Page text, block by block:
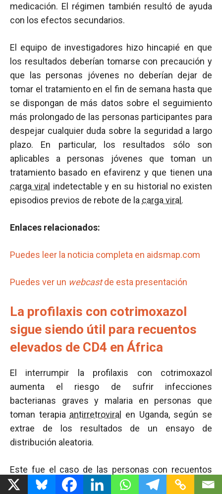
medicación. El régimen también resultó de ayuda
con los efectos secundarios.
El equipo de investigadores hizo hincapié en que
los resultados deberían tomarse con precaución y
que las personas jóvenes no deberían dejar de
tomar el tratamiento en el fin de semana hasta que
se dispongan de más datos sobre el seguimiento
más prolongado de las personas participantes para
despejar cualquier duda sobre la seguridad a largo
plazo. En particular, los resultados sólo son
aplicables a personas jóvenes que toman un
tratamiento basado en efavirenz y que tienen una
carga viral indetectable y en su historial no existen
episodios previos de rebote de la carga viral.
Enlaces relacionados:
Puedes leer la noticia completa en aidsmap.com
Puedes ver un webcastde esta presentación
La profilaxis con cotrimoxazol
sigue siendo útil para recuentos
elevados de CD4 en África
El interrumpir la profilaxis con cotrimoxazol
aumenta el riesgo de sufrir infecciones
bacterianas graves y malaria en personas que
toman terapia antirretroviral en Uganda, según se
extrae de los resultados de un ensayo de
distribución aleatoria.
Este fue el caso de las personas con recuentos
elevados deCD4
, aunque las directrices actuales